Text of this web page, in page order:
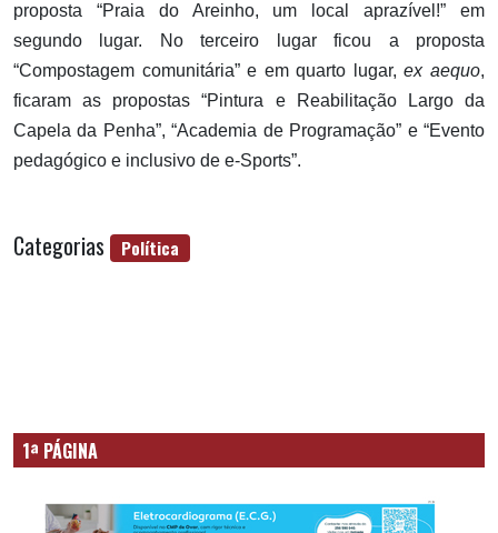
proposta “Praia do Areinho, um local aprazível!” em
segundo lugar. No terceiro lugar ficou a proposta
“Compostagem comunitária” e em quarto lugar,ex aequo,
ficaram as propostas “Pintura e Reabilitação Largo da
Capela da Penha”, “Academia de Programação” e “Evento
pedagógico e inclusivo de e-Sports”.
Categorias Política
1ª PÁGINA